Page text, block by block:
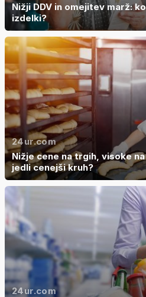
Nižji DDV in omejitev marž:
izdelki?
24ur.com
Nižje cene na trgih, visoke
jedli cenejši kruh?
24ur.com